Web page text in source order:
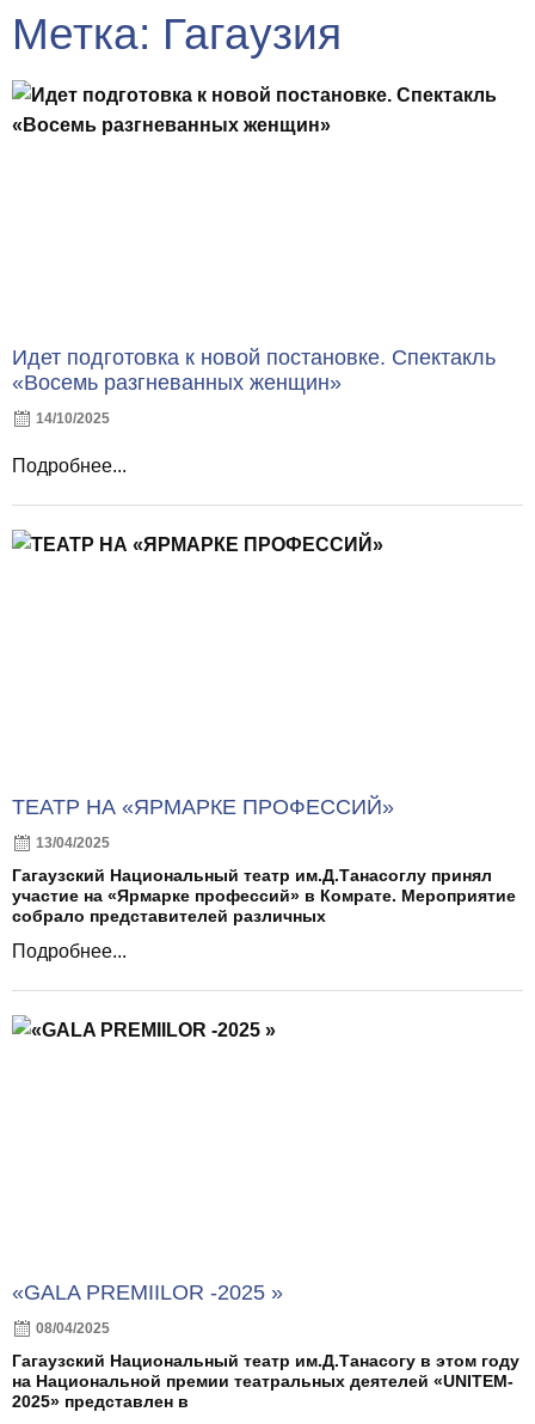
Метка: Гагаузия
Идет подготовка к новой постановке. Спектакль
«Восемь разгневанных женщин»
14/10/2025
Подробнее...
ТЕАТР НА «ЯРМАРКЕ ПРОФЕССИЙ»
13/04/2025
Гагаузский Национальный театр им.Д.Танасоглу принял
участие на «Ярмарке профессий» в Комрате. Мероприятие
собрало представителей различных
Подробнее...
«GALA PREMIILOR -2025 »
08/04/2025
Гагаузский Национальный театр им.Д.Танасогу в этом году
на Национальной премии театральных деятелей «UNITEM-
2025» представлен в